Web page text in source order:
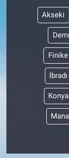
Akseki
Finike
İbradı